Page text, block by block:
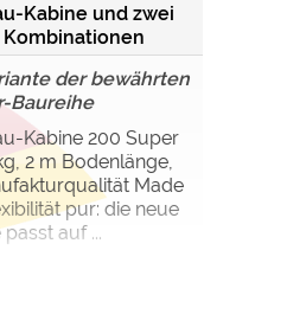
Kabine und zwei
der bewährten
Baureihe
Kabine 200 Super
2 m Bodenlänge,
Made
pur: die neue
passt auf ...